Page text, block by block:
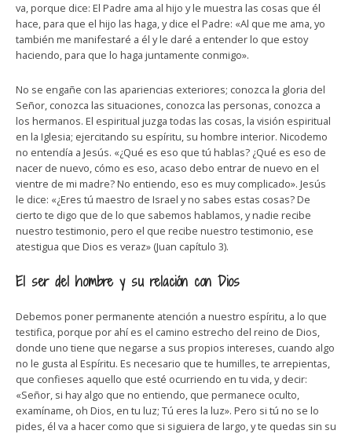
va, porque dice: El Padre ama al hijo y le muestra las cosas que él
hace, para que el hijo las haga, y dice el Padre: «Al que me ama, yo
también me manifestaré a él y le daré a entender lo que estoy
haciendo, para que lo haga juntamente conmigo».
No se engañe con las apariencias exteriores; conozca la gloria del
Señor, conozca las situaciones, conozca las personas, conozca a
los hermanos. El espiritual juzga todas las cosas, la visión espiritual
en la Iglesia; ejercitando su espíritu, su hombre interior. Nicodemo
no entendía a Jesús. «¿Qué es eso que tú hablas? ¿Qué es eso de
nacer de nuevo, cómo es eso, acaso debo entrar de nuevo en el
vientre de mi madre? No entiendo, eso es muy complicado». Jesús
le dice: «¿Eres tú maestro de Israel y no sabes estas cosas? De
cierto te digo que de lo que sabemos hablamos, y nadie recibe
nuestro testimonio, pero el que recibe nuestro testimonio, ese
atestigua que Dios es veraz» (Juan capítulo 3).
El ser del hombre y su relación con Dios
Debemos poner permanente atención a nuestro espíritu, a lo que
testifica, porque por ahí es el camino estrecho del reino de Dios,
donde uno tiene que negarse a sus propios intereses, cuando algo
no le gusta al Espíritu. Es necesario que te humilles, te arrepientas,
que confieses aquello que esté ocurriendo en tu vida, y decir:
«Señor, si hay algo que no entiendo, que permanece oculto,
examíname, oh Dios, en tu luz; Tú eres la luz». Pero si tú no se lo
pides, él va a hacer como que si siguiera de largo, y te quedas sin su